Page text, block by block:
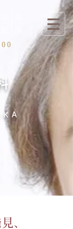
Ａ
、